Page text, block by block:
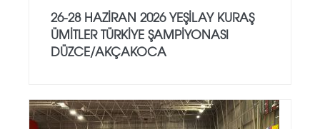
26-28 HAZİRAN 2026 YEŞİLAY KURAŞ
ÜMİTLER TÜRKİYE ŞAMPİYONASI
DÜZCE/AKÇAKOCA